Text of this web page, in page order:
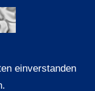
einverstanden